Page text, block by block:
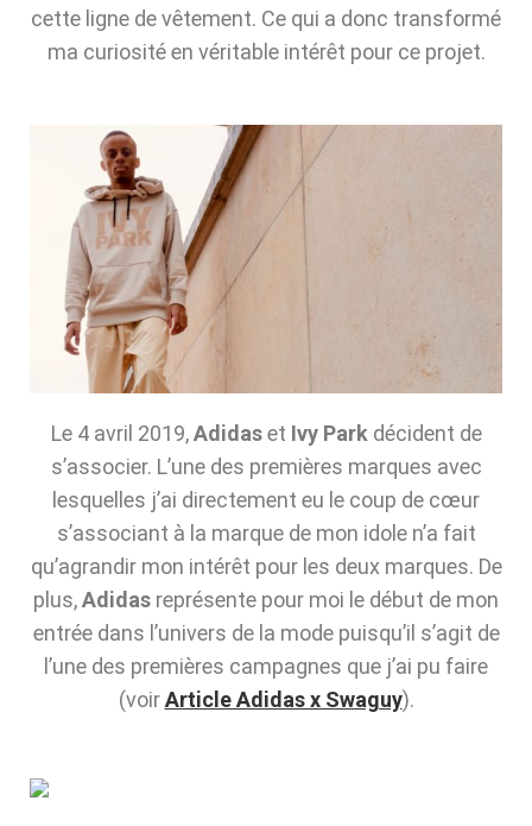
cette ligne de vêtement. Ce qui a donc transformé
ma curiosité en véritable intérêt pour ce projet.
Le 4 avril 2019,Adidaset Ivy Park décident de
s’associer. L’une des premières marques avec
lesquelles j’ai directement eu le coup de cœur
s’associant à la marque de mon idole n’a fait
qu’agrandir mon intérêt pour les deux marques. De
plus,Adidas représente pour moi le début de mon
entrée dans l’univers de la mode puisqu’il s’agit de
l’une des premières campagnes que j’ai pu faire
(voirArticle Adidas x Swaguy).